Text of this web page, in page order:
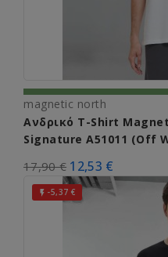
magnetic north
Ανδρικό T-Shirt
Signature A51011 (Off
17,90 € 12,53 €
 -5,37 €